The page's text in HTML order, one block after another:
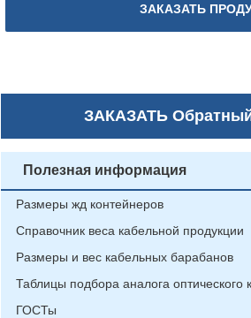
ЗАКАЗАТЬ
ЗАКАЗАТЬ
Полезная информация
Размеры жд контейнеров
Справочник веса кабельной продукции
Размеры и вес кабельных барабанов
Таблицы подбора аналога оптического
ГОСТы